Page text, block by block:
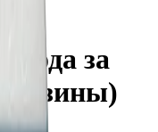
за
резины)